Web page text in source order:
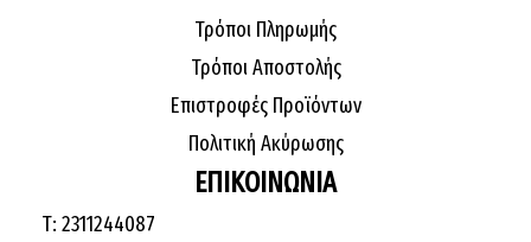
Τρόποι Πληρωμής
Τρόποι Αποστολής
Επιστροφές Προϊόντων
Πολιτική Ακύρωσης
ΕΠΙΚΟΙΝΩΝΙΑ
Τ: 2311244087